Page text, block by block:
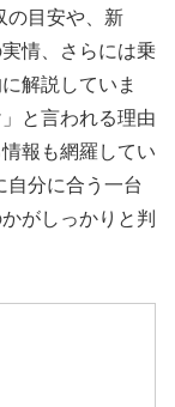
の目安や、新
情、さらには乗
解説していま
と言われる理由
報も網羅してい
自分に合う一台
がしっかりと判